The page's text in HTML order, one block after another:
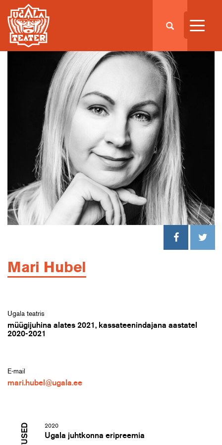
Mari Hubel
Ugala teatris
müügijuhina alates 2021, kassateenindajana aastatel
2020-2021
E-mail
mari.hubel@ugala.ee
2020
Ugala juhtkonna eripreemia